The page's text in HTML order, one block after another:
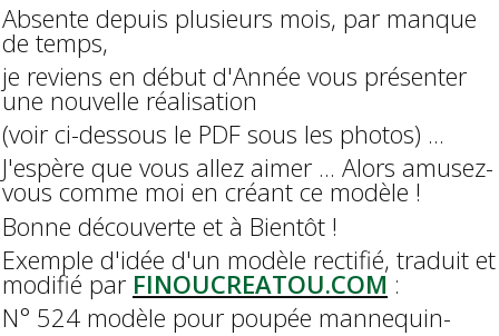
Absente depuis plusieurs mois, par manque
de temps,
je reviens en début d'Année vous présenter
une nouvelle réalisation
(voir ci-dessous le PDF sous les photos) ...
J'espère que vous allez aimer ... Alors amusez-
vous comme moi en créant ce modèle !
Bonne découverte et à Bientôt !
Exemple d'idée d'un modèle rectifié, traduit et
modifié par FINOUCREATOU.COM :
N° 524 modèle pour poupée mannequin-